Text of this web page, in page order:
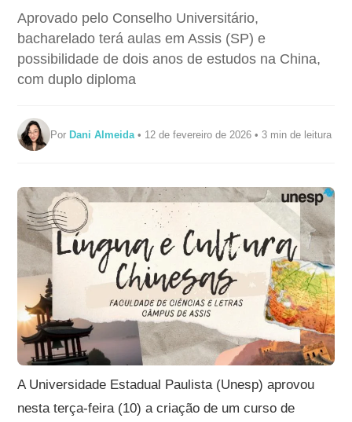
Aprovado pelo Conselho Universitário,
bacharelado terá aulas em Assis (SP) e
possibilidade de dois anos de estudos na China,
com duplo diploma
PorDani Almeida • 12 de fevereiro de 2026 • 3 min de leitura
A Universidade Estadual Paulista (Unesp) aprovou
nesta terça-feira (10) a criação de um curso de